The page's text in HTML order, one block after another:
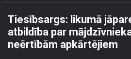
Tiesībsargs: likumā
atbildība par
neērtībām apkārtējiem